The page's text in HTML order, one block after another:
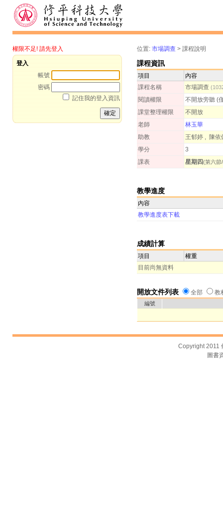
權限不足! 請先登入
登入
帳號
密碼
記住我的登入資訊
位置: 市場調查 > 課程說明
課程資訊
項目
內容
課程名稱
市場調查
閱讀權限
不開放旁聽 (
課堂整理權限
不開放
老師
林玉華
助教
王郁婷 , 陳依
學分
3
課表
星期四(第六節
教學進度
內容
教學進度表下載
成績計算
項目
權重
目前尚無資料
開放文件列表 全部 教
編號
Copyright 2011
圖書